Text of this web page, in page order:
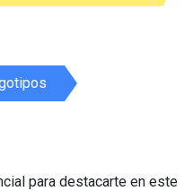
para destacarte en este